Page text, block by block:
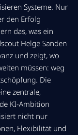
Systeme. Nur
den Erfolg
das, was ein
Helge Sanden
und zeigt, wo
müssen: weg
Die
zentrale,
KI-Ambition
nicht nur
Flexibilität und